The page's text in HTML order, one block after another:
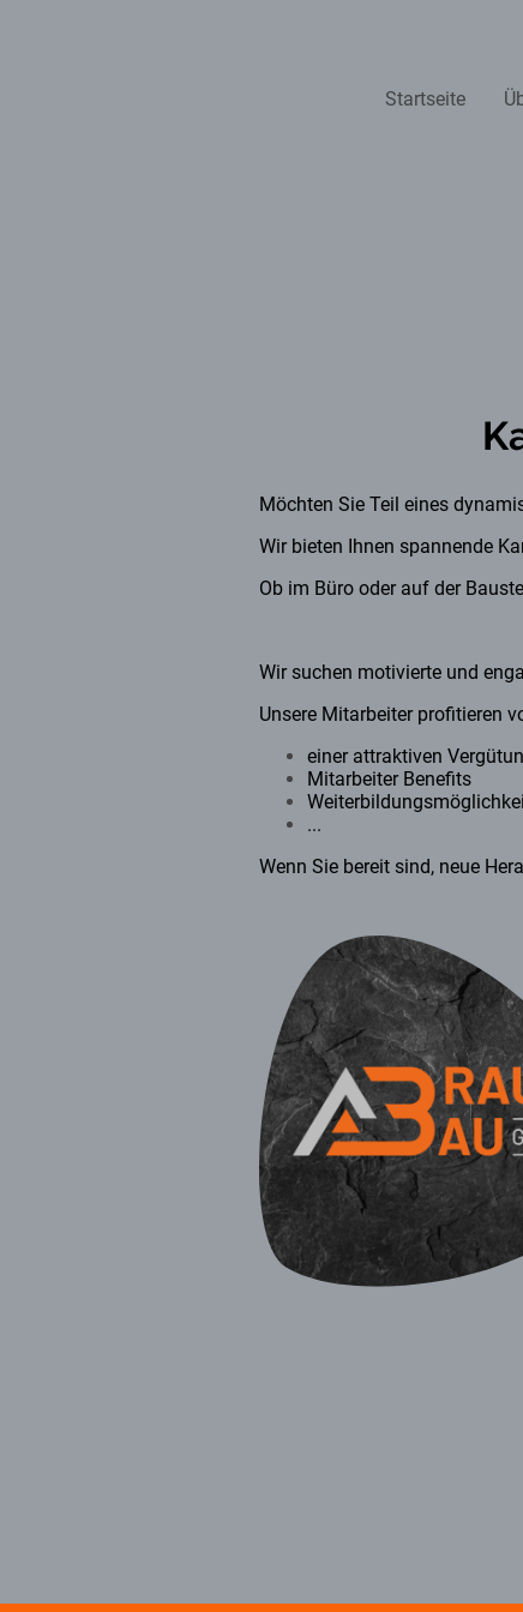
Startseite
Möchten Sie Teil eines
Wir bieten Ihnen spannende
Ob im Büro oder auf der
Wir suchen motivierte und
Unsere Mitarbeiter profitieren
einer attraktiven
Mitarbeiter Benefits
...
Wenn Sie bereit sind, neue